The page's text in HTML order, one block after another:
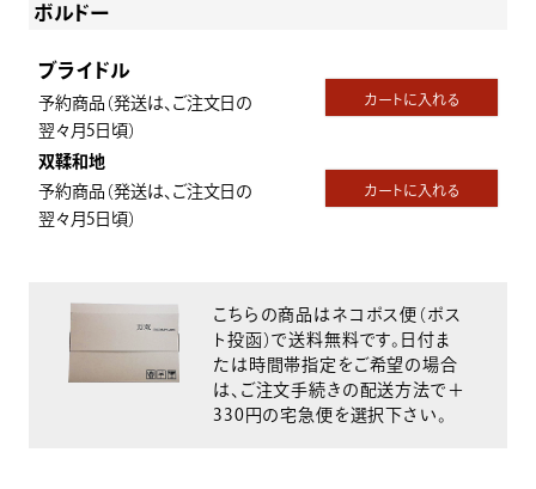
ボルドー
ブライドル
予約商品（発送は、ご注文日の
翌々月5日頃）
カートに入れる
双鞣和地
予約商品（発送は、ご注文日の
翌々月5日頃）
カートに入れる
こちらの商品はネコポス便（ポス
ト投函）で送料無料です。日付ま
たは時間帯指定をご希望の場合
は、ご注文手続きの配送方法で＋
330円の宅急便を選択下さい。